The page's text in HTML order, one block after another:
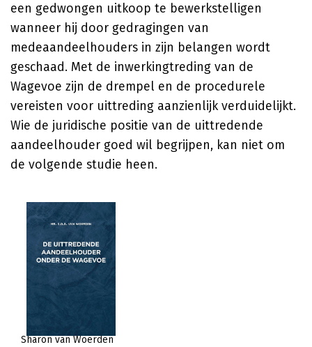
een gedwongen uitkoop te bewerkstelligen
wanneer hij door gedragingen van
medeaandeelhouders in zijn belangen wordt
geschaad. Met de inwerkingtreding van de
Wagevoe zijn de drempel en de procedurele
vereisten voor uittreding aanzienlijk verduidelijkt.
Wie de juridische positie van de uittredende
aandeelhouder goed wil begrijpen, kan niet om
de volgende studie heen.
Sharon van Woerden